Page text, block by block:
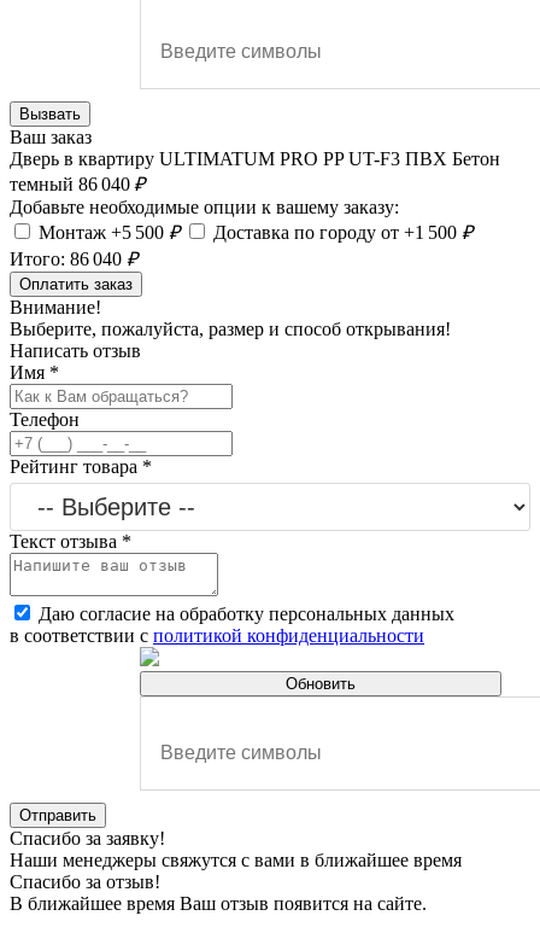
Вызвать
Ваш заказ
Дверь в квартиру ULTIMATUM PRO PP UT-F3 ПВХ Бетон
темный 86 040₽
Добавьте необходимые опции к вашему заказу:
Монтаж +5 500 ₽ Доставка по городу от +1 500 ₽
Итого: 86 040 ₽
Оплатить заказ
Внимание!
Выберите, пожалуйста, размер и способ открывания!
Написать отзыв
Имя *
Телефон
Рейтинг товара *
Текст отзыва *
Даю согласие на обработку персональных данных
в соответствии с политикой конфиденциальности
Обновить
Отправить
Спасибо за заявку!
Наши менеджеры свяжутся с вами в ближайшее время
Спасибо за отзыв!
В ближайшее время Ваш отзыв появится на сайте.